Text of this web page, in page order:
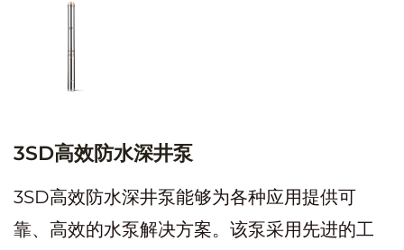
3SD高效防水深井泵
3SD高效防水深井泵能够为各种应用提供可
靠、高效的水泵解决方案。该泵采用先进的工